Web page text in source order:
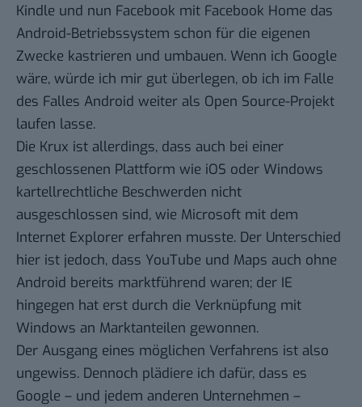
Kindle und nun Facebook mit Facebook Home das
Android-Betriebssystem schon für die eigenen
Zwecke kastrieren und umbauen. Wenn ich Google
wäre, würde ich mir gut überlegen, ob ich im Falle
des Falles Android weiter als Open Source-Projekt
laufen lasse.
Die Krux ist allerdings, dass auch bei einer
geschlossenen Plattform wie iOS oder Windows
kartellrechtliche Beschwerden nicht
ausgeschlossen sind, wie Microsoft mit dem
Internet Explorer erfahren musste. Der Unterschied
hier ist jedoch, dass YouTube und Maps auch ohne
Android bereits marktführend waren; der IE
hingegen hat erst durch die Verknüpfung mit
Windows an Marktanteilen gewonnen.
Der Ausgang eines möglichen Verfahrens ist also
ungewiss. Dennoch plädiere ich dafür, dass es
Google – und jedem anderen Unternehmen –